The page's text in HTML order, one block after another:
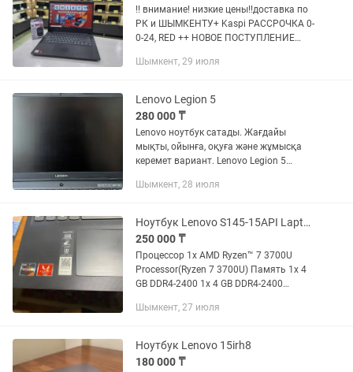
!! внимание! низкие цены!!доставка по
РК и ШЫМКЕНТУ+ Kaspi РАССРОЧКА 0-
0-24, RED ++ НОВОЕ ПОСТУПЛЕНИЕ
ноутбуков "QWERTY" предлагает ВАМ
Шымкент, 29 июля
Lenovo Legion 5
280 000 ₸
Lenovo ноутбук сатады. Жағдайы
мықты, ойынға, оқуға және жұмысқа
керемет вариант. Lenovo Legion 5
GPU: Nvidia GeForce 1650Ti OS: Windows
Шымкент, 28 июля
Ноутбук Lenovo S145-15API Laptop (ideapad) - Type 81UT00KBRK
250 000 ₸
Процессор 1x AMD Ryzen™️ 7 3700U
Processor(Ryzen 7 3700U) Память 1x 4
GB DDR4-2400 1x 4 GB DDR4-2400
Жесткие диски 1x 512GB PCIe NVMe
Шымкент, 27 июля
Ноутбук Lenovo 15irh8
180 000 ₸